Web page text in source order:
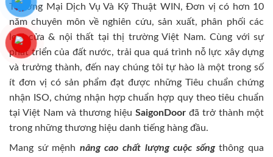
Thương Mại Dịch Vụ Và Kỹ Thuật WIN, Đơn vị có hơn 10
năm chuyên môn về nghiên cứu, sản xuất, phân phối các
loại cửa & nội thất tại thị trường Việt Nam. Cùng với sự
phát triển của đất nước, trải qua quá trình nỗ lực xây dựng
và trưởng thành, đến nay chúng tôi tự hào là một trong số
ít đơn vị có sản phẩm đạt được những Tiêu chuẩn chứng
nhận ISO, chứng nhận hợp chuẩn hợp quy theo tiêu chuẩn
tại Việt Nam và thương hiệu SaigonDoor đã trở thành một
trong những thương hiệu danh tiếng hàng đầu.
Mang sứ mệnh nâng cao chất lượng cuộc sốngthông qua